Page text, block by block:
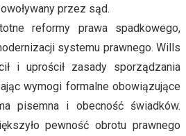
przez sąd.
reformy prawa spadkowego,
systemu prawnego. Wills
i uprościł zasady sporządzania
wymogi formalne obowiązujące
pisemna i obecność świadków.
pewność obrotu prawnego